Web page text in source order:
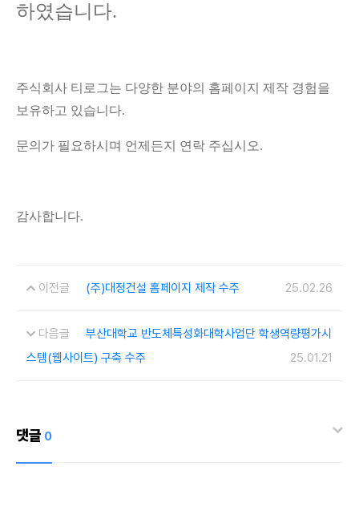
하였습니다.
주식회사 티로그는 다양한 분야의 홈페이지 제작 경험을
보유하고 있습니다.
문의가 필요하시며 언제든지 연락 주십시오.
감사합니다.
이전글 (주)대정건설 홈페이지 제작 수주 25.02.26
다음글
부산대학교 반도체특성화대학사업단 학생역량평가시
스템(웹사이트) 구축 수주
25.01.21
댓글 0